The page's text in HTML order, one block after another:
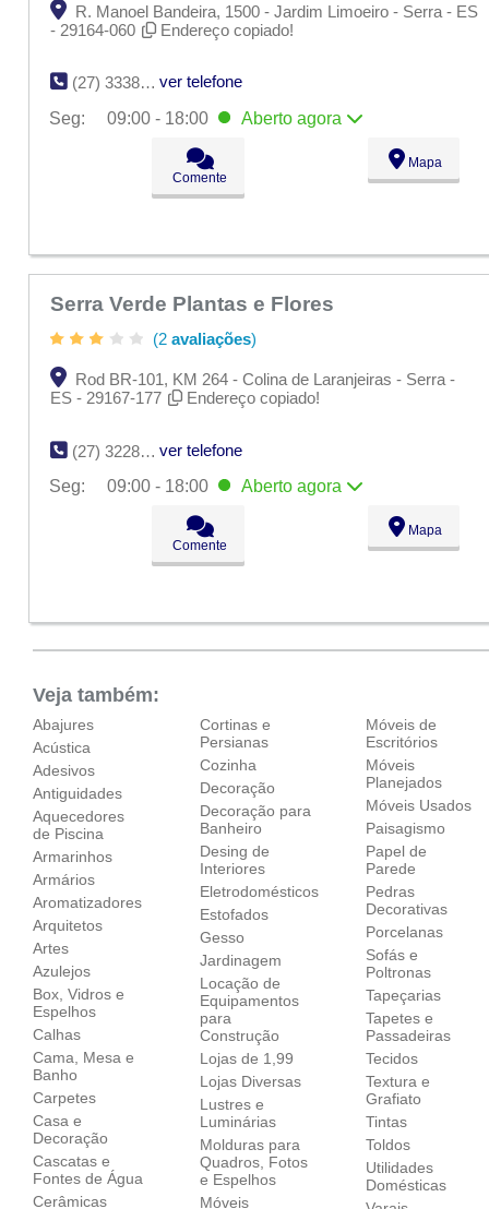
R. Manoel Bandeira, 1500 - Jardim Limoeiro - Serra - ES
- 29164-060
Endereço copiado!
(27) 3338-0218
ver telefone
Seg:
09:00 - 18:00 Aberto agora
09:00 - 18:00
09:00 - 18:00
09:00 - 18:00
Comente
Mapa
Serra Verde Plantas e Flores
(2 avaliações)
Rod BR-101, KM 264 - Colina de Laranjeiras - Serra -
ES - 29167-177
Endereço copiado!
(27) 3228-5241
ver telefone
Seg:
09:00 - 18:00 Aberto agora
09:00 - 18:00
09:00 - 18:00
09:00 - 18:00
Comente
Mapa
Veja também:
Abajures
Acústica
Adesivos
Antiguidades
Aquecedores
de Piscina
Armarinhos
Armários
Aromatizadores
Arquitetos
Artes
Azulejos
Box, Vidros e
Espelhos
Calhas
Cama, Mesa e
Banho
Carpetes
Casa e
Decoração
Cascatas e
Fontes de Água
Cerâmicas
Cortinas e
Persianas
Cozinha
Decoração
Decoração para
Banheiro
Desing de
Interiores
Eletrodomésticos
Estofados
Gesso
Jardinagem
Locação de
Equipamentos
para
Construção
Lojas de 1,99
Lojas Diversas
Lustres e
Luminárias
Molduras para
Quadros, Fotos
e Espelhos
Móveis
Móveis de
Escritórios
Móveis
Planejados
Móveis Usados
Paisagismo
Papel de
Parede
Pedras
Decorativas
Porcelanas
Sofás e
Poltronas
Tapeçarias
Tapetes e
Passadeiras
Tecidos
Textura e
Grafiato
Tintas
Toldos
Utilidades
Domésticas